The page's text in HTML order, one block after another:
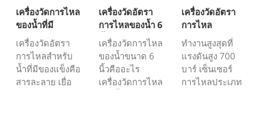
เครื่องวัดการไหล
ของน้ำที่มี
ของแข็ง
เครื่องวัดอัตรา
การไหลสำหรับ
น้ำที่มีของแข็งคือ
สารละลาย เยื่อ
เครื่องวัดอัตรา
การไหลของน้ำ 6
นิ้ว
เครื่องวัดการไหล
ของน้ำขนาด 6
นิ้วคืออะไร
เครื่องวัดการไหล
เครื่องวัดอัตรา
การไหล
Coriolis แรงดัน
ทำงานสูงสุดที่
แรงดันสูง 700
บาร์ เซ็นเซอร์
การไหลประเภท